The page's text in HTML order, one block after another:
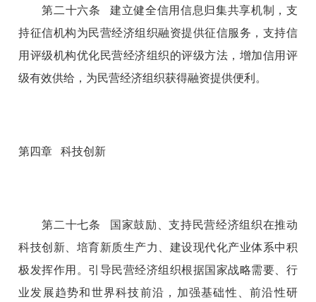
第二十六条 建立健全信用信息归集共享机制，支
持征信机构为民营经济组织融资提供征信服务，支持信
用评级机构优化民营经济组织的评级方法，增加信用评
级有效供给，为民营经济组织获得融资提供便利。
第四章 科技创新
第二十七条 国家鼓励、支持民营经济组织在推动
科技创新、培育新质生产力、建设现代化产业体系中积
极发挥作用。引导民营经济组织根据国家战略需要、行
业发展趋势和世界科技前沿，加强基础性、前沿性研